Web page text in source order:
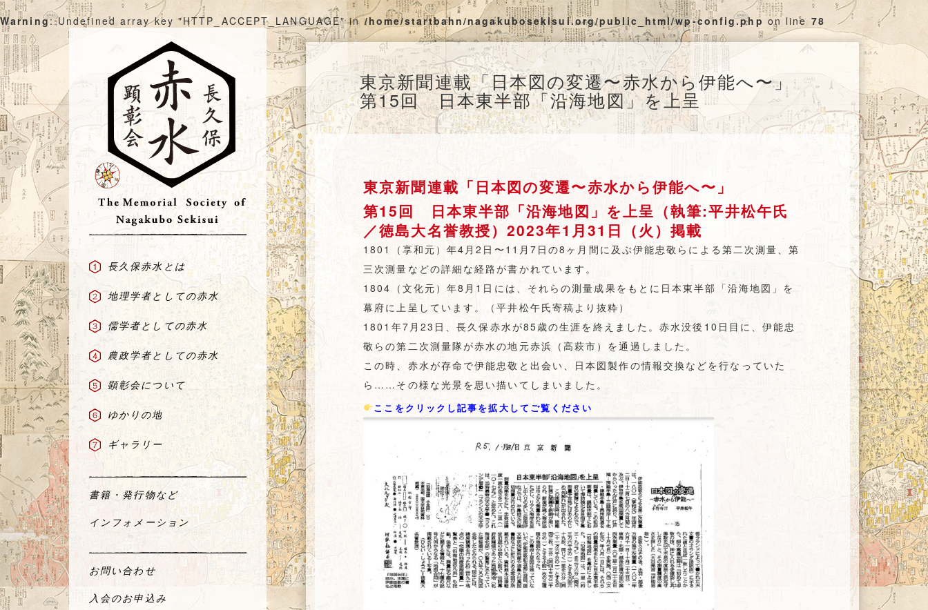
Warning: Undefined array key "HTTP_ACCEPT_LANGUAGE" in/home/startbahn/nagakubosekisui.org/public_html/wp-config.php on line 78
Skip
to
長久保赤水とは
地理学者としての赤水
儒学者としての赤水
農政学者としての赤水
顕彰会について
ゆかりの地
ギャラリー
書籍・発行物など
インフォメーション
お問い合わせ
入会のお申込み
東京新聞連載「日本図の変遷〜赤水から伊能へ〜」
第15回 日本東半部「沿海地図」を上呈
東京新聞連載「日本図の変遷〜赤水から伊能へ〜」
第15回 日本東半部「沿海地図」を上呈（執筆:平井松午氏
／徳島大名誉教授）2023年1月31日（火）掲載
1801（享和元）年4月2日〜11月7日の8ヶ月間に及ぶ伊能忠敬らによる第二次測量、第
三次測量などの詳細な経路が書かれています。
1804（文化元）年8月1日には、それらの測量成果をもとに日本東半部「沿海地図」を
幕府に上呈しています。（平井松午氏寄稿より抜粋）
1801年7月23日、長久保赤水が85歳の生涯を終えました。赤水没後10日目に、伊能忠
敬らの第二次測量隊が赤水の地元赤浜（高萩市）を通過しました。
この時、赤水が存命で伊能忠敬と出会い、日本図製作の情報交換などを行なっていた
ら……その様な光景を思い描いてしまいました。
ここをクリックし記事を拡大してご覧ください